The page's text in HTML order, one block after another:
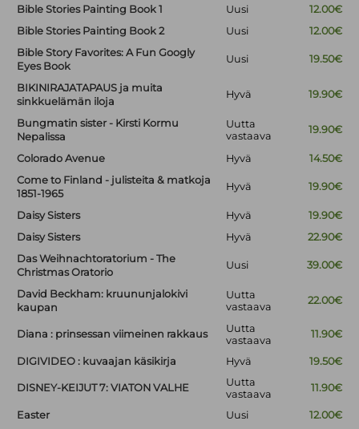
Bible Stories Painting Book 1
Uusi
12.00€
Bible Stories Painting Book 2
Uusi
12.00€
Bible Story Favorites: A Fun Googly
Eyes Book
Uusi 19.50€
BIKINIRAJATAPAUS ja muita
sinkkuelämän iloja
Hyvä 19.90€
Bungmatin sister - Kirsti Kormu
Nepalissa
Uutta
vastaava
19.90€
Colorado Avenue Hyvä
14.50€
Come to Finland - julisteita & matkoja
1851-1965
Hyvä 19.90€
Daisy Sisters Hyvä
19.90€
Daisy Sisters
Hyvä
22.90€
Das Weihnachtoratorium - The
Christmas Oratorio
Uusi 39.00€
David Beckham: kruununjalokivi
kaupan
Uutta
vastaava
22.00€
Diana : prinsessan viimeinen rakkaus
Uutta
vastaava
11.90€
DIGIVIDEO : kuvaajan käsikirja Hyvä 19.50€
DISNEY-KEIJUT 7: VIATON VALHE
Uutta
vastaava
11.90€
Easter Uusi
12.00€